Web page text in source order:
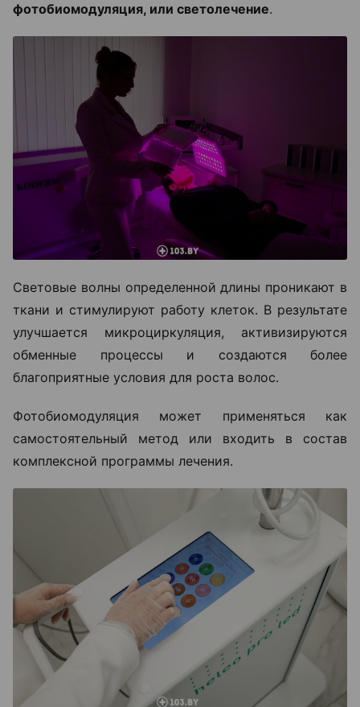
фотобиомодуляция, или светолечение.
Световые волны определенной длины проникают в
ткани и стимулируют работу клеток. В результате
улучшается микроциркуляция, активизируются
обменные процессы и создаются более
благоприятные условия для роста волос.
Фотобиомодуляция может применяться как
самостоятельный метод или входить в состав
комплексной программы лечения.